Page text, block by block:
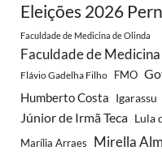
Eleições 2026
Faculdade de Medicina de Olinda
Faculdade de
Flávio Gadelha Filho FMO
Humberto Costa Igarassu
Júnior de Irmã Teca Lula
Marília Arraes Mirella